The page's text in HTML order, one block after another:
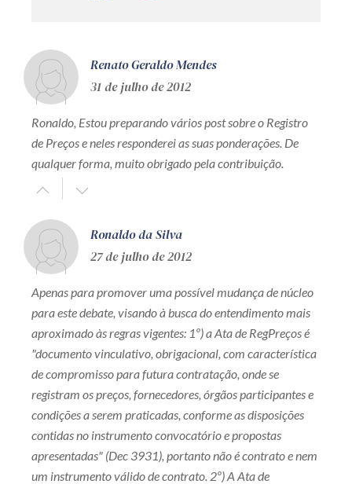
Renato Geraldo Mendes
31 de julho de 2012
Ronaldo, Estou preparando vários post sobre o Registro
de Preços e neles responderei as suas ponderações. De
qualquer forma, muito obrigado pela contribuição.
Ronaldo da Silva
27 de julho de 2012
Apenas para promover uma possível mudança de núcleo
para este debate, visando à busca do entendimento mais
aproximado às regras vigentes: 1º) a Ata de RegPreços é
"documento vinculativo, obrigacional, com característica
de compromisso para futura contratação, onde se
registram os preços, fornecedores, órgãos participantes e
condições a serem praticadas, conforme as disposições
contidas no instrumento convocatório e propostas
apresentadas" (Dec 3931), portanto não é contrato e nem
um instrumento válido de contrato. 2º) A Ata de